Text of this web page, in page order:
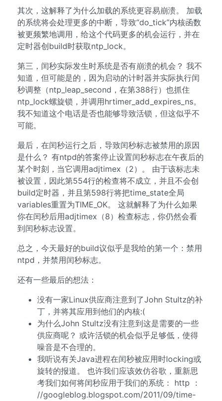
其次，这解释了为什么加载的系统更容易崩溃。 加载
的系统将会处理更多的中断，导致“do_tick”内核函数
被更频繁地调用，给这个代码更多的机会运行，并在
定时器创build时获取ntp_lock。
第三，闰秒实际发生时系统是否有崩溃的机会？ 我不
知道，但可能是的，因为启动的计时器并实际执行闰
秒调整（ntp_leap_second，在第388行）也抓住
ntp_lock螺旋锁，并调用hrtimer_add_expires_ns。
我不知道这个电话是否也能够导致活锁，但这似乎不
可能。
最后，在闰秒运行之后，导致闰秒标志被禁用的原因
是什么？ 有ntpd的答案停止设置闰秒标志在午夜后的
某个时刻，当它调用adjtimex（2）。 由于该标志未
被设置，因此第554行的检查将不成立，并且不会创
build定时器，并且第598行将把time_state全局
variables重置为TIME_OK。 这就解释了为什么如果
你在闰秒后用adjtimex（8）检查标志，你仍然会看
到闰秒标志设置。
总之，今天最好的build议似乎是我给的第一个：禁用
ntpd，并禁用闰秒标志。
还有一些最后的想法：
没有一家Linux供应商注意到了John Stultz的补
丁，并将其应用到他们的内核:(
为什么John Stultz没有注意到这是需要的一些
供应商呢？ 或许活锁的机会似乎足够低，使得
噪音是不合理的。
我听说有关Java进程在闰秒被应用时locking或
旋转的报道。 也许我们应该效仿谷歌，重新思
考我们如何将闰秒应用于我们的系统： http ：
//googleblog.blogspot.com/2011/09/time-